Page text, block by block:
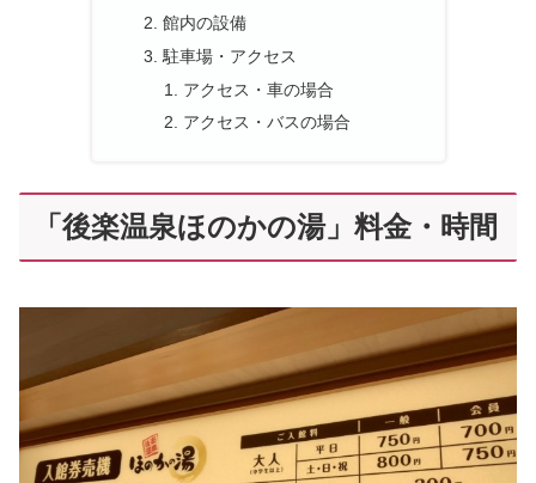
館内の設備
駐車場・アクセス
アクセス・車の場合
アクセス・バスの場合
「後楽温泉ほのかの湯」料金・時間